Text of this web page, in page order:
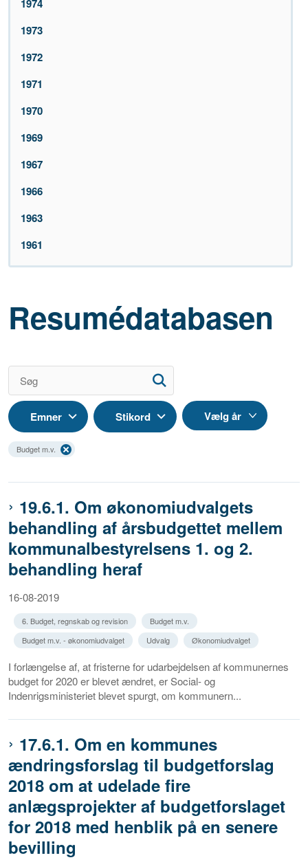
1974
1973
1972
1971
1970
1969
1967
1966
1963
1961
Resumédatabasen
Emner Stikord
Budget m.v.
19.6.1. Om økonomiudvalgets
behandling af årsbudgettet mellem
kommunalbestyrelsens 1. og 2.
behandling heraf
16-08-2019
6. Budget, regnskab og revision
Budget m.v.
Budget m.v. - økonomiudvalget
Udvalg Økonomiudvalget
I forlængelse af, at fristerne for udarbejdelsen af kommunernes
budget for 2020 er blevet ændret, er Social- og
Indenrigsministeriet blevet spurgt, om kommunern...
17.6.1. Om en kommunes
ændringsforslag til budgetforslag
2018 om at udelade fire
anlægsprojekter af budgetforslaget
for 2018 med henblik på en senere
bevilling